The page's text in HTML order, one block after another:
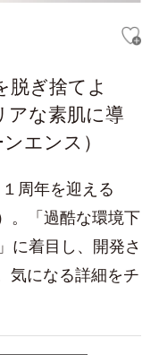
ぎ捨てよ
アな素肌に導
エンス）
周年を迎える
。「過酷な環境下
に着目し、開発さ
気になる詳細をチ